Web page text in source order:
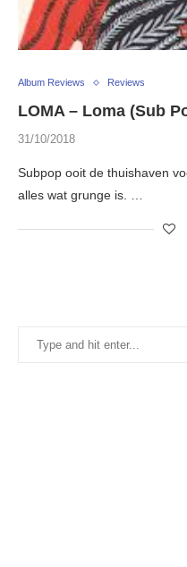
Album Reviews Reviews
LOMA – Loma (Sub
31/10/2018
Subpop ooit de thuishaven
alles wat grunge is. …